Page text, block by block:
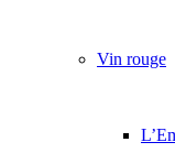
Vin rouge